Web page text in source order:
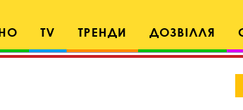
TV ТРЕНДИ ДОЗВІЛЛЯ